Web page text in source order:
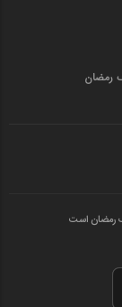
رمضان
رمضان است